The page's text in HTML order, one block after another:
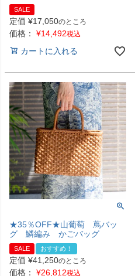
SALE
定価 ¥17,050のところ
価格： ¥14,492税込
カートに入れる
★35％OFF★山葡萄 蔦バッ
グ 鱗編み かごバッグ
SALE おすすめ！
定価 ¥41,250のところ
価格： ¥26,812税込